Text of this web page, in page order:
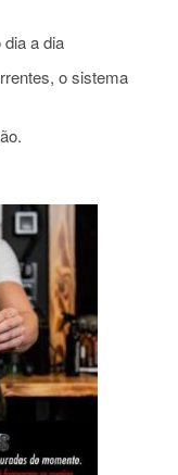
a dia
o sistema